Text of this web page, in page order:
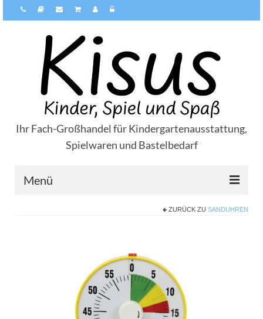
Ihr Fach-Großhandel für Kindergartenausstattung,
Spielwaren und Bastelbedarf
Menü
Kisus Katalog anfordern
ZURÜCK ZU SANDUHREN